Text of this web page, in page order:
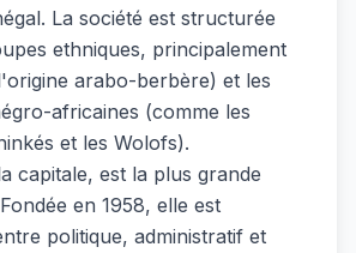
La société est structurée
ethniques, principalement
arabo-berbère) et les
africaines (comme les
et les Wolofs).
capitale, est la plus grande
en 1958, elle est
politique, administratif et